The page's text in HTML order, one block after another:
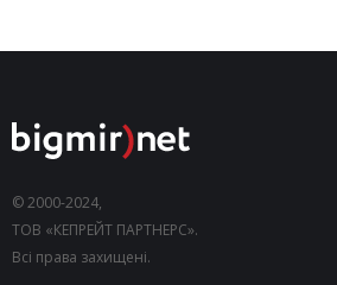
© 2000-2024,
ТОВ «КЕПРЕЙТ ПАРТНЕРС».
Всі права захищені.